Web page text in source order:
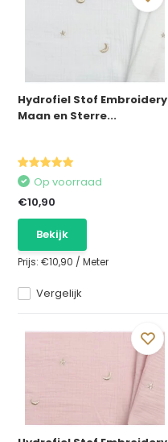
Hydrofiel Stof Embroidery
Maan en Sterre...
Vergelijk
Op voorraad
€10,90
Bekijk
Prijs:€10,90 /Meter